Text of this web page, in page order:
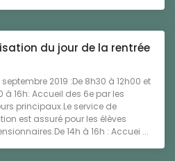
du jour de la rentrée
2019 :De 8h30 à 12h00 et
à 16h: Accueil des 6e par les
principaux.Le service de
est assuré pour les élèves
14h à 16h : Accuei ...